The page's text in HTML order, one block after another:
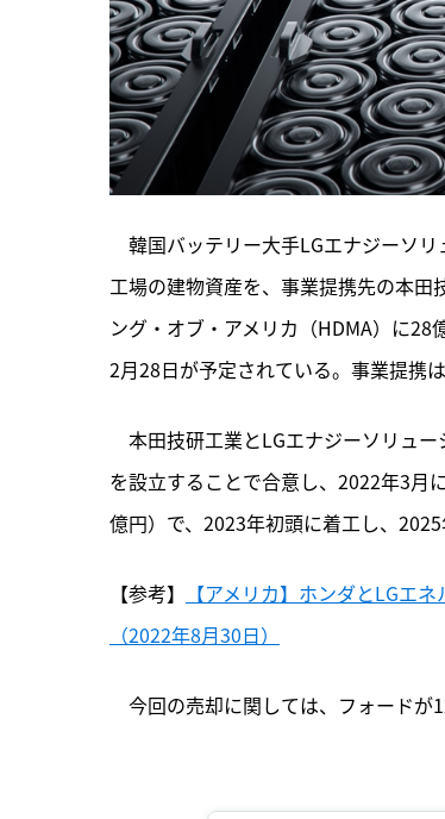
韓国バッテリー大手LGエナジーソ
工場の建物資産を、事業提携先の本田
ング・オブ・アメリカ（HDMA）に
2月28日が予定されている。事業提携
本田技研工業とLGエナジーソリュ
を設立することで合意し、2022年3
億円）で、2023年初頭に着工し、
【参考】
【アメリカ】ホンダとLGエ
（2022年8月30日）
今回の売却に関しては、フォード